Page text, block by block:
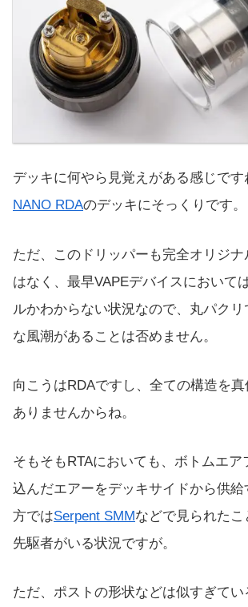
デッキに何やら見覚えがある感じです
NANO RDAのデッキにそっくりです。
ただ、このドリッパーも完全オリジ
はなく、最早VAPEデバイスにおいて
ルかわからない状況なので、丸パク
な風潮があることは否めません。
向こうはRDAですし、全ての構造を
ありませんからね。
そもそもRTAにおいても、ボトムエア
込んだエアーをデッキサイドから供給
方ではSerpent SMMなどで見られた
先駆者がいる状況ですが。
ただ、ポストの形状などは似すぎてい